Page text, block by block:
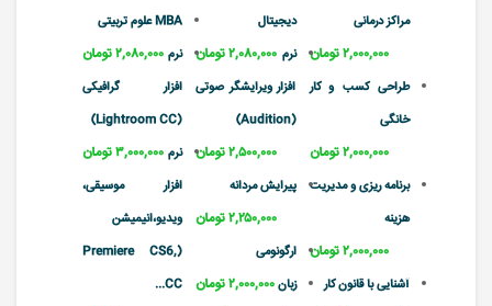
مراکز درمانی
۲,۰۰۰,۰۰۰ تومان
طراحی کسب و کار
خانگی
۲,۰۰۰,۰۰۰ تومان
برنامه ریزی و مدیریت
هزینه
۲,۰۰۰,۰۰۰ تومان
آشنایی با قانون کار
دیجیتال
۲,۰۸۰,۰۰۰ تومان نرم
افزار ویرایشگر صوتی
(Audition)
۲,۵۰۰,۰۰۰ تومان
پیرایش مردانه
۲,۲۵۰,۰۰۰ تومان
ارگونومی
۲,۰۰۰,۰۰۰ تومانزبان
MBA علوم تربیتی
۲,۰۸۰,۰۰۰ تومان نرم
افزار گرافیکی
(Lightroom CC)
۳,۰۰۰,۰۰۰ تومان نرم
افزار موسیقی،
ویدیو،انیمیشن
(Premiere CS6,
CC...